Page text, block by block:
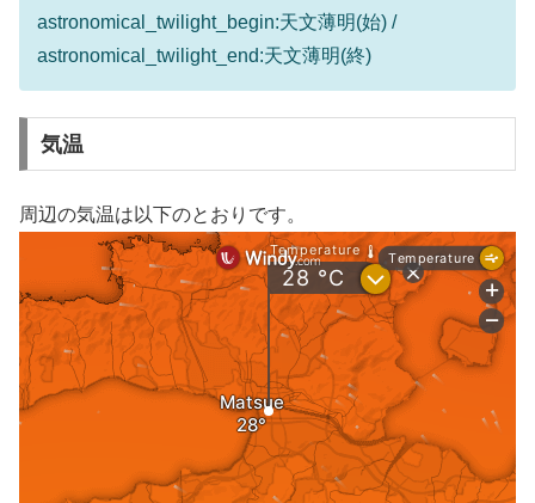
astronomical_twilight_begin:天文薄明(始) /
astronomical_twilight_end:天文薄明(終)
気温
周辺の気温は以下のとおりです。